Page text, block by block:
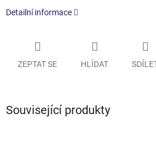
Detailní informace
ZEPTAT SE HLÍDAT
Související produkty